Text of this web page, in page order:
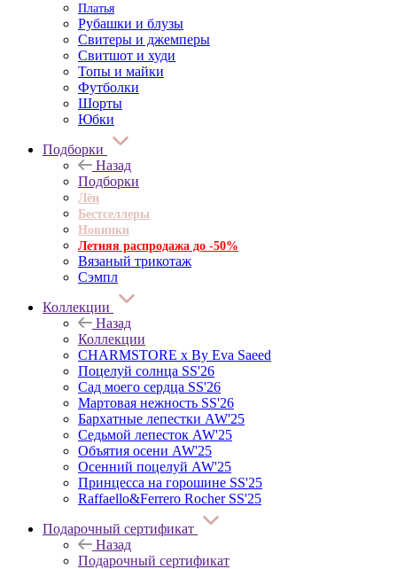
Платья
Рубашки и блузы
Свитеры и джемперы
Свитшот и худи
Топы и майки
Футболки
Шорты
Юбки
Подборки
Назад
Подборки
Лён
Бестселлеры
Новинки
Летняя распродажа до -50%
Вязаный трикотаж
Сэмпл
Коллекции
Назад
Коллекции
CHARMSTORE х By Eva Saeed
Поцелуй солнца SS'26
Сад моего сердца SS'26
Мартовая нежность SS'26
Бархатные лепестки AW'25
Седьмой лепесток AW'25
Объятия осени AW'25
Осенний поцелуй AW'25
Принцесса на горошине SS'25
Raffaello&Ferrero Rocher SS'25
Подарочный сертификат
Назад
Подарочный сертификат